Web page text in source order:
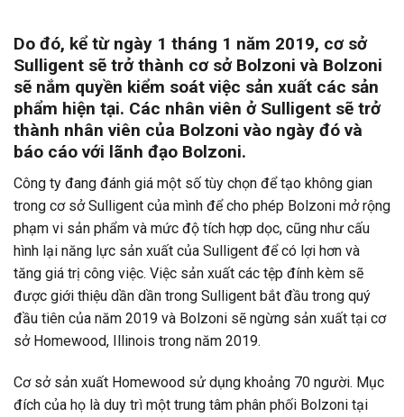
Do đó, kể từ ngày 1 tháng 1 năm 2019, cơ sở
Sulligent sẽ trở thành cơ sở Bolzoni và Bolzoni
sẽ nắm quyền kiểm soát việc sản xuất các sản
phẩm hiện tại. Các nhân viên ở Sulligent sẽ trở
thành nhân viên của Bolzoni vào ngày đó và
báo cáo với lãnh đạo Bolzoni.
Công ty đang đánh giá một số tùy chọn để tạo không gian
trong cơ sở Sulligent của mình để cho phép Bolzoni mở rộng
phạm vi sản phẩm và mức độ tích hợp dọc, cũng như cấu
hình lại năng lực sản xuất của Sulligent để có lợi hơn và
tăng giá trị công việc. Việc sản xuất các tệp đính kèm sẽ
được giới thiệu dần dần trong Sulligent bắt đầu trong quý
đầu tiên của năm 2019 và Bolzoni sẽ ngừng sản xuất tại cơ
sở Homewood, Illinois trong năm 2019.
Cơ sở sản xuất Homewood sử dụng khoảng 70 người. Mục
đích của họ là duy trì một trung tâm phân phối Bolzoni tại